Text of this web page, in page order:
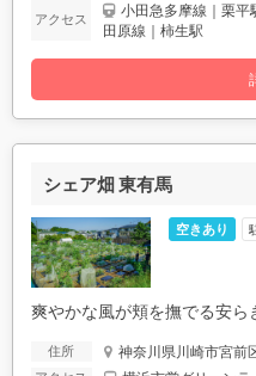
アクセス 小田急多摩線｜栗平
田原線｜柿生駅
シェア畑 東有馬
空きあり
爽やかな風が頬を撫でる安ら
住所 神奈川県川崎市宮前